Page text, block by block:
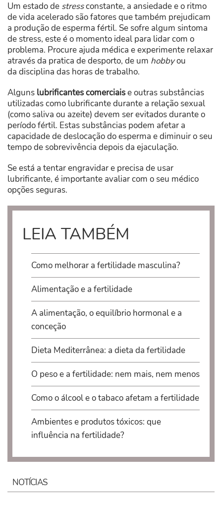
Um estado de stressconstante, a ansiedade e o ritmo
de vida acelerado são fatores que também prejudicam
a produção de esperma fértil. Se sofre algum sintoma
de stress, este é o momento ideal para lidar com o
problema. Procure ajuda médica e experimente relaxar
através da pratica de desporto, de um hobbyou
da disciplina das horas de trabalho.
Alguns lubrificantes comerciaise outras substâncias
utilizadas como lubrificante durante a relação sexual
(como saliva ou azeite) devem ser evitados durante o
período fértil. Estas substâncias podem afetar a
capacidade de deslocação do esperma e diminuir o seu
tempo de sobrevivência depois da ejaculação.
Se está a tentar engravidar e precisa de usar
lubrificante, é importante avaliar com o seu médico
opções seguras.
LEIA TAMBÉM
Como melhorar a fertilidade masculina?
Alimentação e a fertilidade
A alimentação, o equilíbrio hormonal e a
conceção
Dieta Mediterrânea: a dieta da fertilidade
O peso e a fertilidade: nem mais, nem menos
Como o álcool e o tabaco afetam a fertilidade
Ambientes e produtos tóxicos: que
influência na fertilidade?
NOTÍCIAS